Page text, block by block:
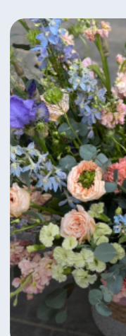
Яркий микс тюльпанов
6 630 ₽